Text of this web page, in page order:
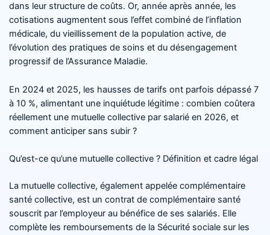
dans leur structure de coûts. Or, année après année, les
cotisations augmentent sous l’effet combiné de l’inflation
médicale, du vieillissement de la population active, de
l’évolution des pratiques de soins et du désengagement
progressif de l’Assurance Maladie.
En 2024 et 2025, les hausses de tarifs ont parfois dépassé 7
à 10 %, alimentant une inquiétude légitime : combien coûtera
réellement une mutuelle collective par salarié en 2026, et
comment anticiper sans subir ?
Qu’est-ce qu’une mutuelle collective ? Définition et cadre légal
La mutuelle collective, également appelée complémentaire
santé collective, est un contrat de complémentaire santé
souscrit par l’employeur au bénéfice de ses salariés. Elle
complète les remboursements de la Sécurité sociale sur les